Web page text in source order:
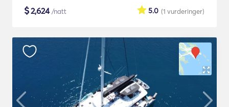
$2,624/natt (1 vurderinger)
5.0